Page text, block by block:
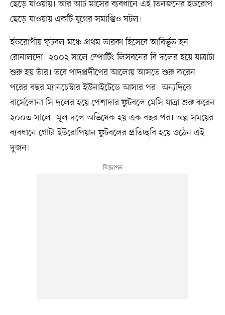
ছেড়ে যাওয়ায়। আর আট মাসের ব্যবধানে এই তিনজনের ইউরোপ
ছেড়ে যাওয়ায় একটি যুগের সমাপ্তিও ঘটল।
ইউরোপীয় ফুটবল মঞ্চে প্রথম তারকা হিসেবে আবির্ভূত হন
রোনালদো। ২০০২ সালে স্পোর্টিং লিসবনের বি দলের হয়ে যাত্রাটা
শুরু হয় তাঁর। তবে পাদপ্রদীপের আলোয় আসতে শুরু করেন
পরের বছর ম্যানচেস্টার ইউনাইটেডে আসার পর। অন্যদিকে
বার্সেলোনা সি দলের হয়ে পেশাদার ফুটবলে মেসি যাত্রা শুরু করেন
২০০৩ সালে। মূল দলে অভিষেক হয় এক বছর পর। অল্প সময়ের
ব্যবধানে গোটা ইউরোপিয়ান ফুটবলের প্রতিচ্ছবি হয়ে ওঠেন এই
দুজন।